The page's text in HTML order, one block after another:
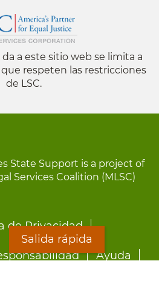
da a este sitio web se limita a
respeten las restricciones
de LSC.
State Support is a project of
Services Coalition (MLSC)
de Privacidad
Ayuda
Salida rápida